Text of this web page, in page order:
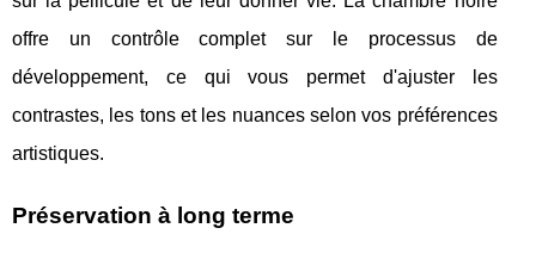
offre un contrôle complet sur le processus de
développement, ce qui vous permet d'ajuster les
contrastes, les tons et les nuances selon vos préférences
artistiques.
Préservation à long terme